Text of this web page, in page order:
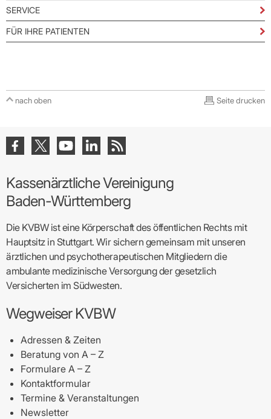
SERVICE
FÜR IHRE PATIENTEN
nach oben Seite drucken
Kassenärztliche Vereinigung
Baden-Württemberg
Die KVBW ist eine Körperschaft des öffentlichen Rechts mit
Hauptsitz in Stuttgart. Wir sichern gemeinsam mit unseren
ärztlichen und psychotherapeutischen Mitgliedern die
ambulante medizinische Versorgung der gesetzlich
Versicherten im Südwesten.
Wegweiser KVBW
Adressen & Zeiten
Beratung von A – Z
Formulare A – Z
Kontaktformular
Termine & Veranstaltungen
Newsletter